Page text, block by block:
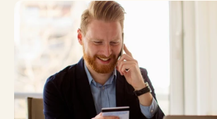
confusion. Ce guide pillar fait le point pour les PME
établissement.